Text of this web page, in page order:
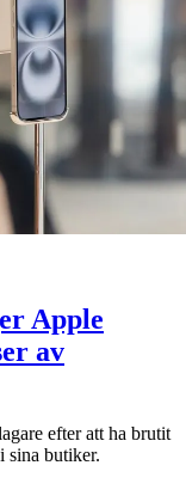
Apple
av
efter att ha brutit
sina butiker.